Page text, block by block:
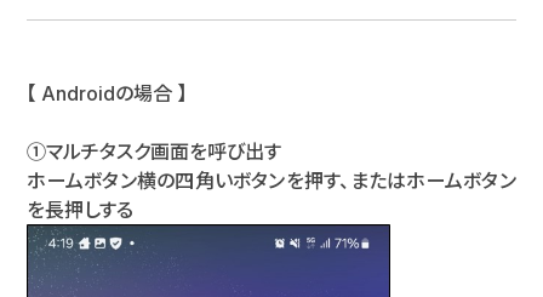
【 Androidの場合 】
①マルチタスク画面を呼び出す
ホームボタン横の四角いボタンを押す、またはホームボタン
を長押しする